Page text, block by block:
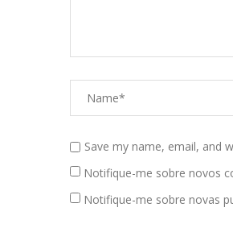
Save my name, email, and
Notifique-me sobre novos
Notifique-me sobre novas